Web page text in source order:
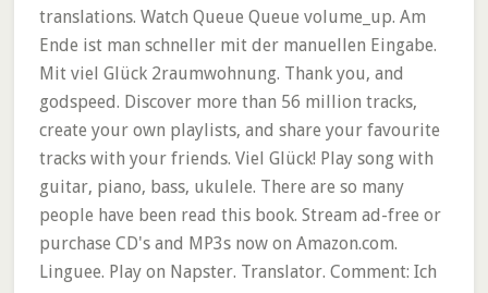
translations. Watch Queue Queue volume_up. Am
Ende ist man schneller mit der manuellen Eingabe.
Mit viel Glück 2raumwohnung. Thank you, and
godspeed. Discover more than 56 million tracks,
create your own playlists, and share your favourite
tracks with your friends. Viel Glück! Play song with
guitar, piano, bass, ukulele. There are so many
people have been read this book. Stream ad-free or
purchase CD's and MP3s now on Amazon.com.
Linguee. Play on Napster. Translator. Comment: Ich